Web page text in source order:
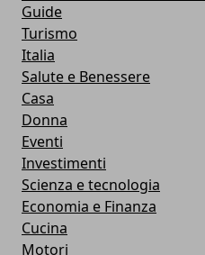
Guide
Turismo
Italia
Salute e Benessere
Casa
Donna
Eventi
Investimenti
Scienza e tecnologia
Economia e Finanza
Cucina
Motori